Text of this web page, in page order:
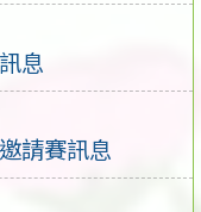
息
請賽訊息